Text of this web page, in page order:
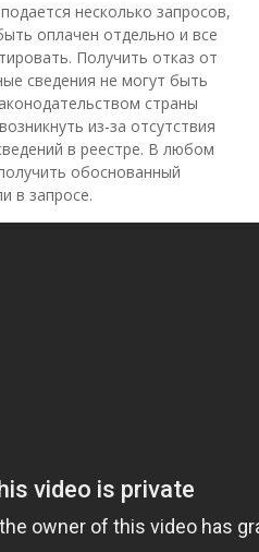
несколько запросов,
оплачен отдельно и все
Получить отказ от
сведения не могут быть
страны
из-за отсутствия
в реестре. В любом
обоснованный
в запросе.